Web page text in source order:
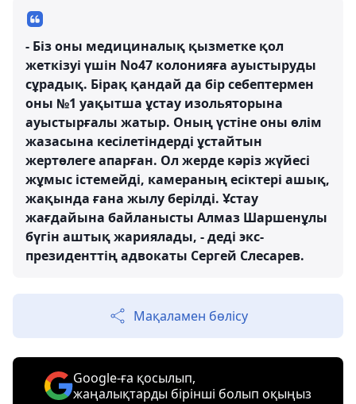
- Біз оны медициналық қызметке қол
жеткізуі үшін No47 колонияға ауыстыруды
сұрадық. Бірақ қандай да бір себептермен
оны №1 уақытша ұстау изольяторына
ауыстырғалы жатыр. Оның үстіне оны өлім
жазасына кесілетіндерді ұстайтын
жертөлеге апарған. Ол жерде кәріз жүйесі
жұмыс істемейді, камераның есіктері ашық,
жақында ғана жылу берілді. Ұстау
жағдайына байланысты Алмаз Шаршенұлы
бүгін аштық жариялады, - деді экс-
президенттің адвокаты Сергей Слесарев.
Мақаламен бөлісу
Google-ға қосылып,
жаңалықтарды бірінші болып оқыңыз